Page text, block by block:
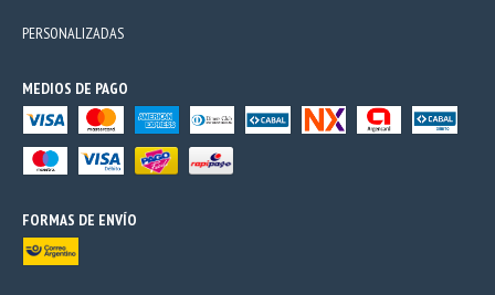
PERSONALIZADAS
MEDIOS DE PAGO
FORMAS DE ENVÍO